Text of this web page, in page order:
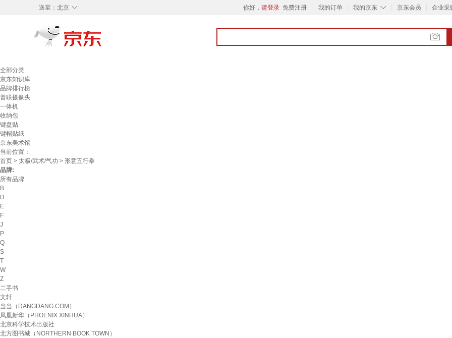
◇
送至： 北京 你好， 请登录 免费注册 我的订单 ◇
我的京东 京东会员 企业采
全部分类
京东知识库
品牌排行榜
普联摄像头
一体机
收纳包
键盘贴
键帽贴纸
京东美术馆
当前位置：
首页 > 太极/武术/气功 > 形意五行拳
品牌:
所有品牌
B
D
E
F
J
P
Q
S
T
W
Z
二手书
文轩
当当（DANGDANG.COM）
凤凰新华（PHOENIX XINHUA）
北京科学技术出版社
北方图书城（NORTHERN BOOK TOWN）